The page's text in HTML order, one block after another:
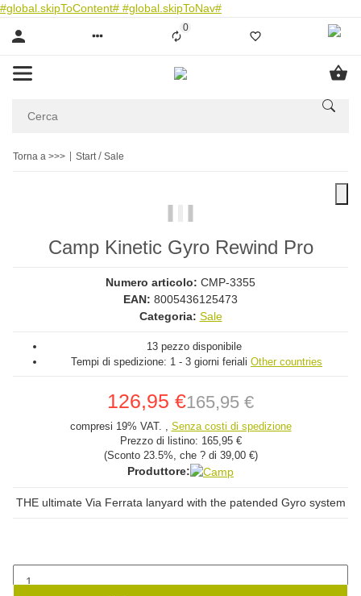
#global.skipToContent# #global.skipToNav#
0Liste ist leer
Torna a >>> Start Sale
Camp Kinetic Gyro Rewind Pro
Numero articolo: CMP-3355
EAN: 8005436125473
Categoria: Sale
13 pezzo disponibile
Tempi di spedizione: 1 - 3 giorni feriali Other countries
126,95 €165,95 €
compresi 19% VAT. , Senza costi di spedizione
Prezzo di listino: 165,95 €
(Sconto 23.5%, che ? di 39,00 €)
Produttore:
THE ultimate Via Ferrata lanyard with the patended Gyro system